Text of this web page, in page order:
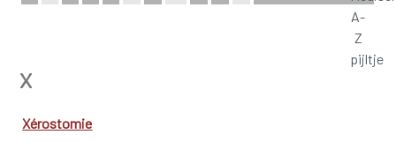
X
Xérostomie